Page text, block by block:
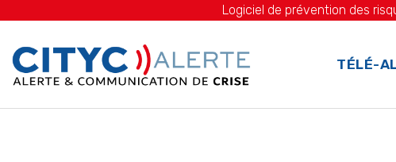
Logiciel de prévention des
TÉLÉ-